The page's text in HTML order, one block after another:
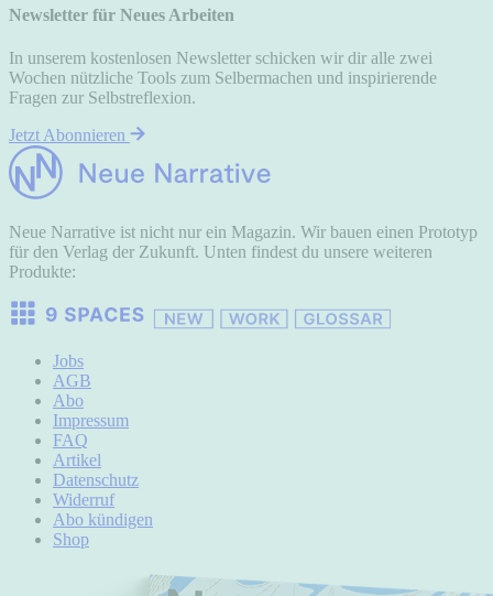
Newsletter für Neues Arbeiten
In unserem kostenlosen Newsletter schicken wir dir alle zwei
Wochen nützliche Tools zum Selbermachen und inspirierende
Fragen zur Selbstreflexion.
Jetzt Abonnieren
Neue Narrative ist nicht nur ein Magazin. Wir bauen einen Prototyp
für den Verlag der Zukunft. Unten findest du unsere weiteren
Produkte:
Jobs
AGB
Abo
Impressum
FAQ
Artikel
Datenschutz
Widerruf
Abo kündigen
Shop